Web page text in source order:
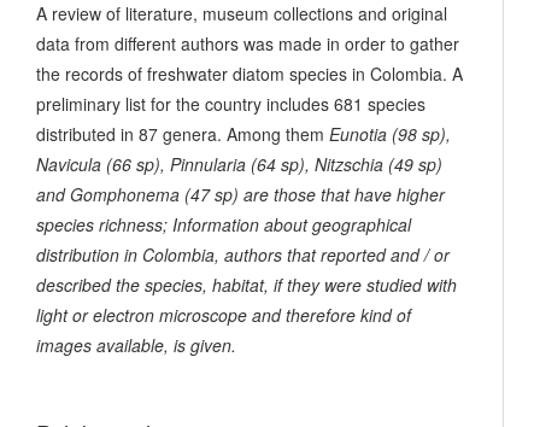
A review of literature, museum collections and original
data from different authors was made in order to gather
the records of freshwater diatom species in Colombia. A
preliminary list for the country includes 681 species
distributed in 87 genera. Among them Eunotia (98 sp),
Navicula (66 sp), Pinnularia (64 sp), Nitzschia (49 sp)
andGomphonema (47 sp) are those that have higher
species richness; Information about geographical
distribution in Colombia, authors that reported and / or
described the species, habitat, if they were studied with
light or electron microscope and therefore kind of
images available, is given.